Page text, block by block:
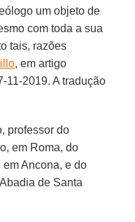
um objeto de
com toda a sua
tais, razões
, em artigo
11-2019. A tradução
professor do
em Roma, do
em Ancona, e do
de Santa